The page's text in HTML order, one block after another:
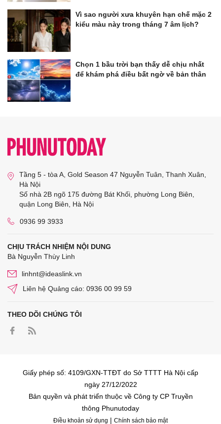
Vì sao người xưa khuyên hạn chế mặc 2
kiểu màu này trong tháng 7 âm lịch?
Chọn 1 bầu trời bạn thấy dễ chịu nhất
để khám phá điều bất ngờ về bản thân
Tầng 5 - tòa A, Gold Season 47 Nguyễn Tuân, Thanh Xuân,
Hà Nội
Số nhà 2B ngõ 175 đường Bát Khối, phường Long Biên,
quận Long Biên, Hà Nội
0936 99 3933
CHỊU TRÁCH NHIỆM NỘI DUNG
Bà Nguyễn Thùy Linh
linhnt@ideaslink.vn
Liên hệ Quảng cáo: 0936 00 99 59
THEO DÕI CHÚNG TÔI
Giấy phép số: 4109/GXN-TTĐT do Sở TTTT Hà Nội cấp
ngày 27/12/2022
Bản quyền và phát triển thuộc về Công ty CP Truyền
thông Phunutoday
Điều khoản sử dụng | Chính sách bảo mật